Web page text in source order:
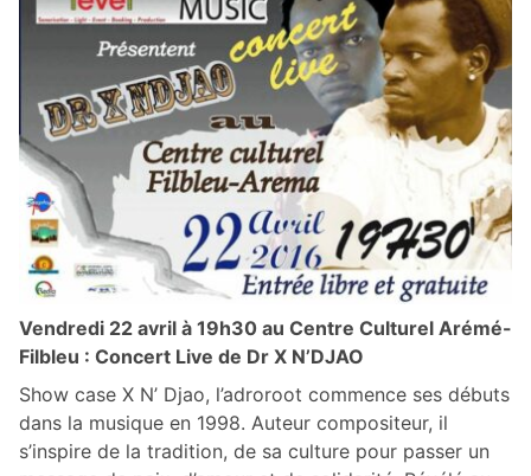
Vendredi 22 avril à 19h30 au Centre Culturel Arémé-
Filbleu : Concert Live de Dr X N’DJAO
Show case X N’ Djao, l’adroroot commence ses débuts
dans la musique en 1998. Auteur compositeur, il
s’inspire de la tradition, de sa culture pour passer un